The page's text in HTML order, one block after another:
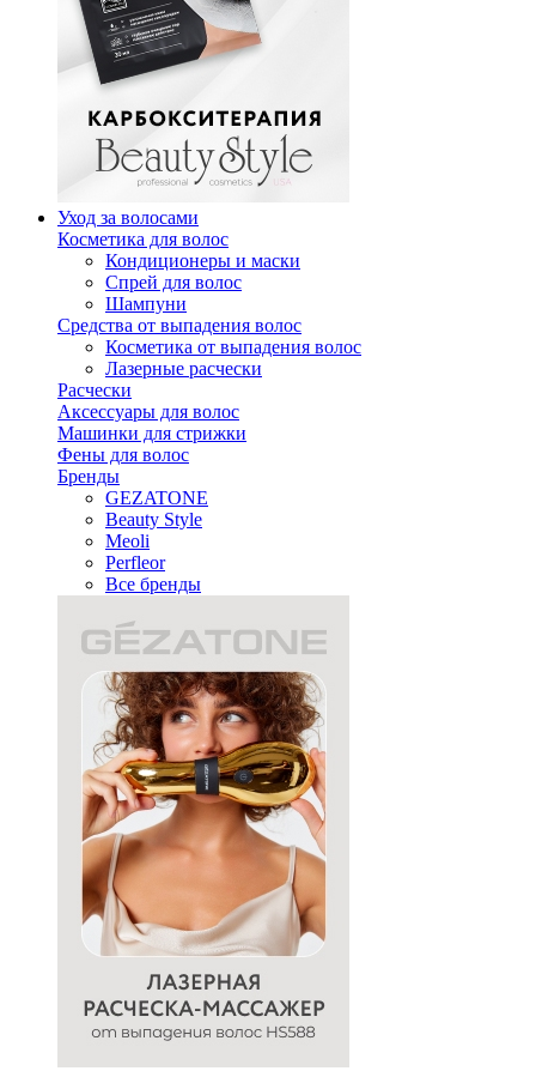
Уход за волосами
Косметика для волос
Кондиционеры и маски
Спрей для волос
Шампуни
Средства от выпадения волос
Косметика от выпадения волос
Лазерные расчески
Расчески
Аксессуары для волос
Машинки для стрижки
Фены для волос
Бренды
GEZATONE
Beauty Style
Meoli
Perfleor
Все бренды